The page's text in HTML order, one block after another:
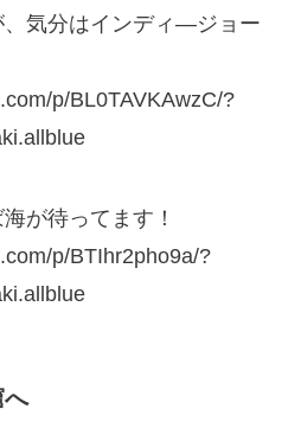
、気分はインディ―ジョー
p/BL0TAVKAwzC/?
が待ってます！
p/BTIhr2pho9a/?
へ